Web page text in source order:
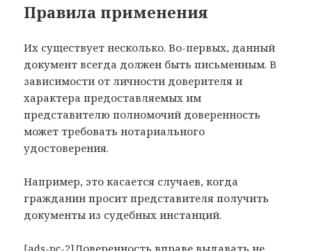
Правила применения
Их существует несколько. Во-первых, данный
документ всегда должен быть письменным. В
зависимости от личности доверителя и
характера предоставляемых им
представителю полномочий доверенность
может требовать нотариального
удостоверения.
Например, это касается случаев, когда
гражданин просит представителя получить
документы из судебных инстанций.